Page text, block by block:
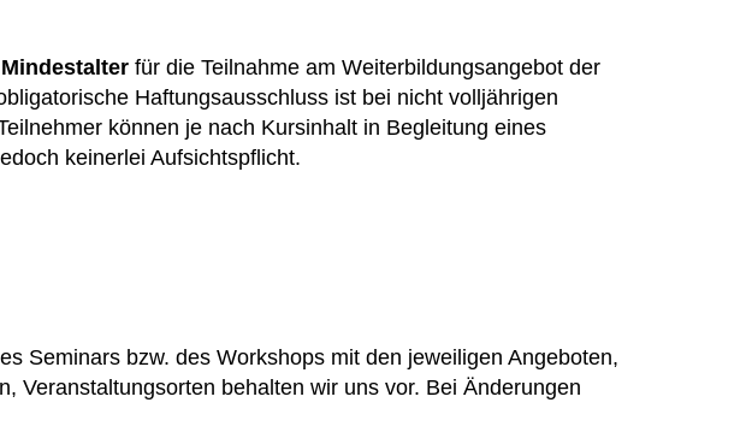
Mindestalter für die Teilnahme am Weiterbildungsangebot der
Haftungsausschluss ist bei nicht volljährigen
können je nach Kursinhalt in Begleitung eines
keinerlei Aufsichtspflicht.
Seminars bzw. des Workshops mit den jeweiligen Angeboten,
Veranstaltungsorten behalten wir uns vor. Bei Änderungen